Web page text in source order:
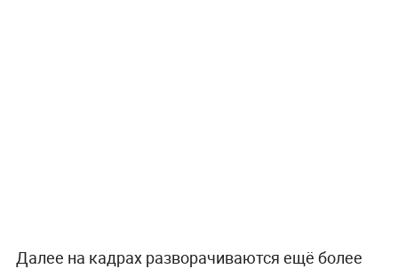
Далее на кадрах разворачиваются ещё более